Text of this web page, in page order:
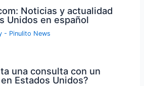
Noticias y actualidad
Unidos en español
- Pinulito News
una consulta con un
Estados Unidos?